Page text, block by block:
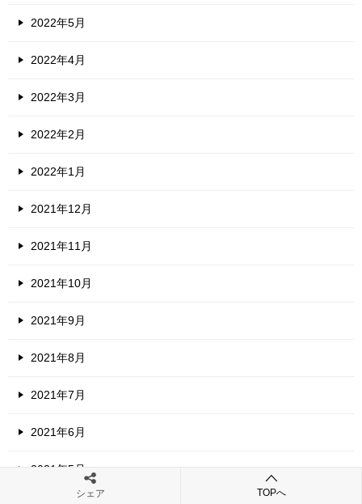
2022年5月
2022年4月
2022年3月
2022年2月
2022年1月
2021年12月
2021年11月
2021年10月
2021年9月
2021年8月
2021年7月
2021年6月
2021年5月
シェア TOPへ